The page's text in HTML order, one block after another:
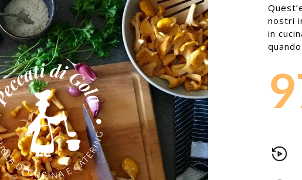
nostri
in